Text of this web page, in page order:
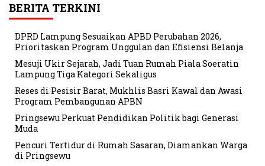
BERITA TERKINI
DPRD Lampung Sesuaikan APBD Perubahan 2026,
Prioritaskan Program Unggulan dan Efisiensi Belanja
Mesuji Ukir Sejarah, Jadi Tuan Rumah Piala Soeratin
Lampung Tiga Kategori Sekaligus
Reses di Pesisir Barat, Mukhlis Basri Kawal dan Awasi
Program Pembangunan APBN
Pringsewu Perkuat Pendidikan Politik bagi Generasi
Muda
Pencuri Tertidur di Rumah Sasaran, Diamankan Warga
di Pringsewu